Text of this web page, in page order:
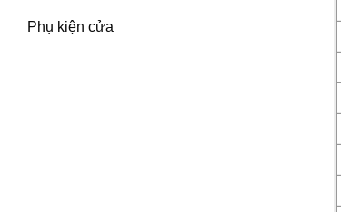
Phụ kiện cửa